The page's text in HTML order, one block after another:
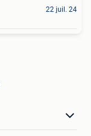
22 juil. 24